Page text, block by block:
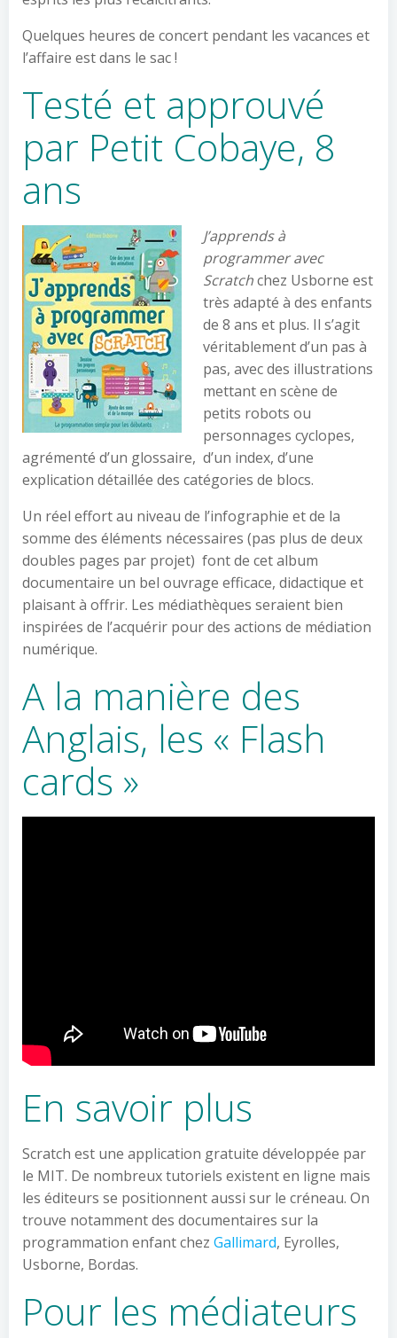
Quelques heures de concert pendant les vacances et
l’affaire est dans le sac !
Testé et approuvé
par Petit Cobaye, 8
ans
J’apprends à
programmer avec
Scratchchez Usborne est
très adapté à des enfants
de 8 ans et plus. Il s’agit
véritablement d’un pas à
pas, avec des illustrations
mettant en scène de
petits robots ou
personnages cyclopes,
agrémenté d’un glossaire, d’un index, d’une
explication détaillée des catégories de blocs.
Un réel effort au niveau de l’infographie et de la
somme des éléments nécessaires (pas plus de deux
doubles pages par projet) font de cet album
documentaire un bel ouvrage efficace, didactique et
plaisant à offrir. Les médiathèques seraient bien
inspirées de l’acquérir pour des actions de médiation
numérique.
A la manière des
Anglais, les « Flash
cards »
En savoir plus
Scratch est une application gratuite développée par
le MIT. De nombreux tutoriels existent en ligne mais
les éditeurs se positionnent aussi sur le créneau. On
trouve notamment des documentaires sur la
programmation enfant chez Gallimard, Eyrolles,
Usborne, Bordas.
Pour les médiateurs